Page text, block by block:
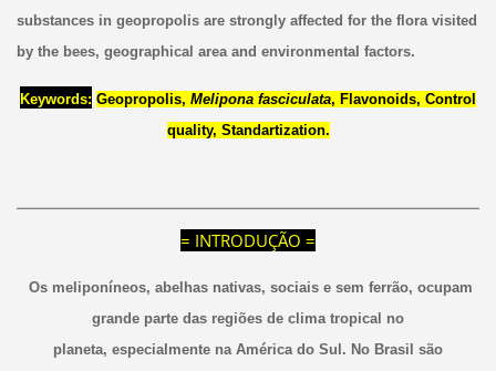
substances in geopropolis are strongly affected for the flora visited
by the bees, geographical area and environmental factors.
Keywords: Geopropolis, Melipona fasciculata, Flavonoids, Control
quality, Standartization.
= INTRODUÇÃO =
Os meliponíneos, abelhas nativas, sociais e sem ferrão, ocupam
grande parte das regiões de clima tropical no
planeta, especialmente na América do Sul. No Brasil são